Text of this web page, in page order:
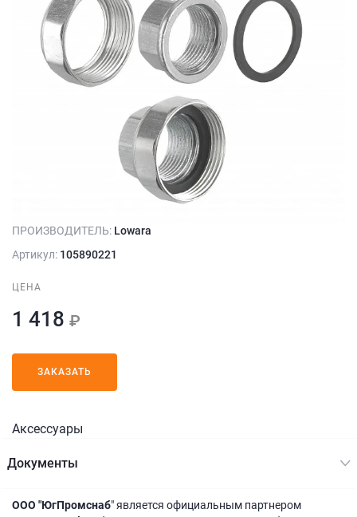
ПРОИЗВОДИТЕЛЬ: Lowara
Артикул: 105890221
ЦЕНА
1 418 ₽
ЗАКАЗАТЬ
Аксессуары
Документы
ООО "ЮгПромснаб" является официальным партнером